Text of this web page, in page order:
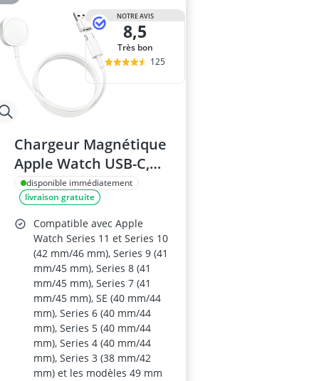
NOTRE AVIS
8,5
Très bon
125
Chargeur Magnétique
Apple Watch USB-C,
Câble 1 m, Compatible
Series 3–11, SE et Ultra
disponible immédiatement
livraison gratuite
Compatible avec Apple
Watch Series 11 et Series 10
(42 mm/46 mm), Series 9 (41
mm/45 mm), Series 8 (41
mm/45 mm), Series 7 (41
mm/45 mm), SE (40 mm/44
mm), Series 6 (40 mm/44
mm), Series 5 (40 mm/44
mm), Series 4 (40 mm/44
mm), Series 3 (38 mm/42
mm) et les modèles 49 mm